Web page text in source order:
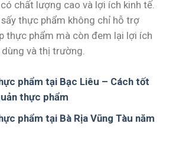
chất lượng cao và lợi ích kinh tế.
thực phẩm không chỉ hỗ trợ
thực phẩm mà còn đem lại lợi ích
và thị trường.
phẩm tại Bạc Liêu – Cách tốt
thực phẩm
phẩm tại Bà Rịa Vũng Tàu năm